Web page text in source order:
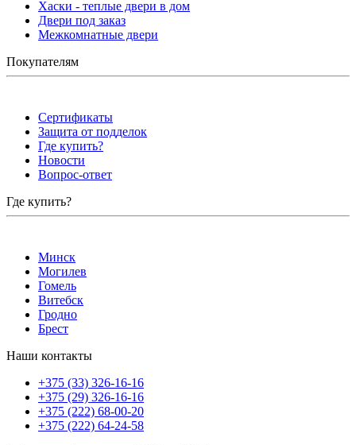
Хаски - теплые двери в дом
Двери под заказ
Межкомнатные двери
Покупателям
Сертификаты
Защита от подделок
Где купить?
Новости
Вопрос-ответ
Где купить?
Минск
Могилев
Гомель
Витебск
Гродно
Брест
Наши контакты
+375 (33) 326-16-16
+375 (29) 326-16-16
+375 (222) 68-00-20
+375 (222) 64-24-58